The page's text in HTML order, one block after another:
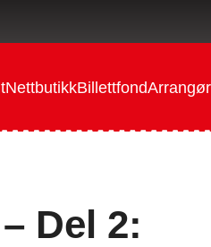
NettbutikkBillettfondArrangør
Del 2: